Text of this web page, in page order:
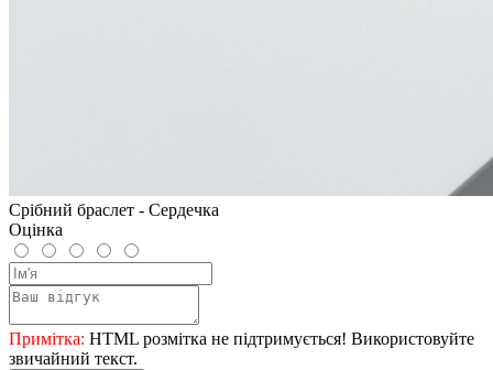
Срібний браслет - Сердечка
Оцінка
Примітка: HTML розмітка не підтримується! Використовуйте
звичайний текст.